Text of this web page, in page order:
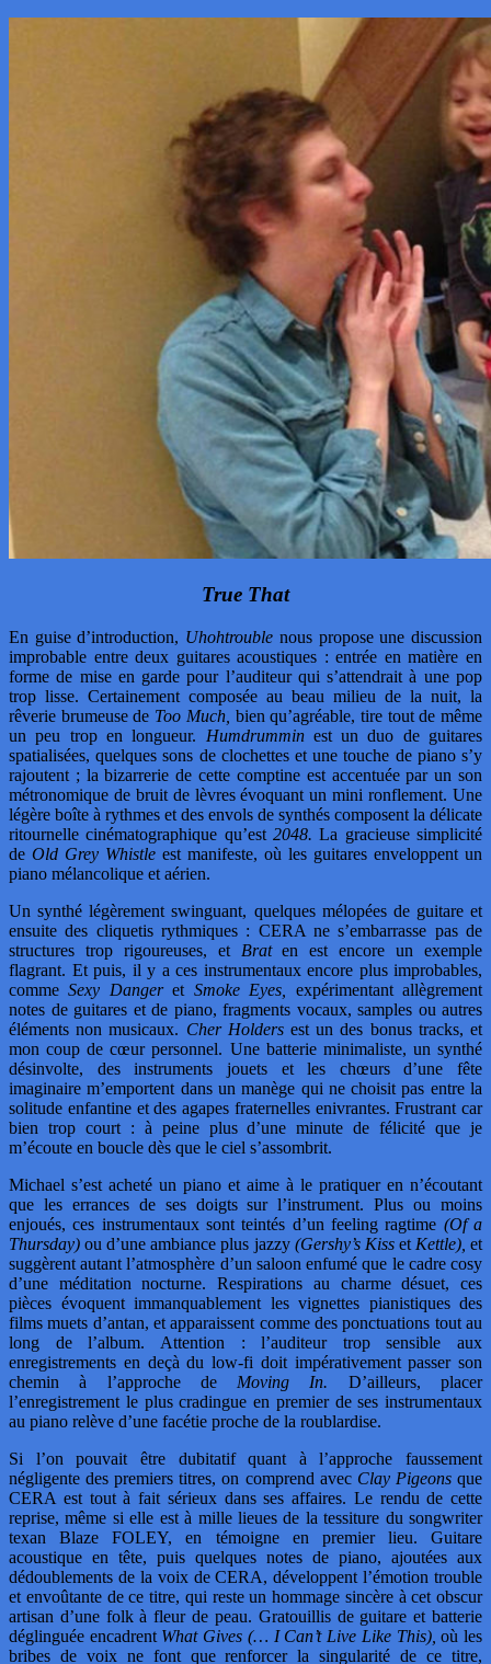
True That
En guise d’introduction, Uhohtrouble nous propose une discussion
improbable entre deux guitares acoustiques : entrée en matière en
forme de mise en garde pour l’auditeur qui s’attendrait à une pop
trop lisse. Certainement composée au beau milieu de la nuit, la
rêverie brumeuse de Too Much, bien qu’agréable, tire tout de même
un peu trop en longueur. Humdrumminest un duo de guitares
spatialisées, quelques sons de clochettes et une touche de piano s’y
rajoutent ; la bizarrerie de cette comptine est accentuée par un son
métronomique de bruit de lèvres évoquant un mini ronflement. Une
légère boîte à rythmes et des envols de synthés composent la délicate
ritournelle cinématographique qu’est 2048. La gracieuse simplicité
de Old Grey Whistle est manifeste, où les guitares enveloppent un
piano mélancolique et aérien.
Un synthé légèrement swinguant, quelques mélopées de guitare et
ensuite des cliquetis rythmiques : CERA ne s’embarrasse pas de
structures trop rigoureuses, et Braten est encore un exemple
flagrant. Et puis, il y a ces instrumentaux encore plus improbables,
commeSexy Dangeret Smoke Eyes,
expérimentant allègrement
notes de guitares et de piano, fragments vocaux, samples ou autres
éléments non musicaux. Cher Holdersest un des bonus tracks, et
mon coup de cœur personnel. Une batterie minimaliste, un synthé
désinvolte, des instruments jouets et les chœurs d’une fête
imaginaire m’emportent dans un manège qui ne choisit pas entre la
solitude enfantine et des agapes fraternelles enivrantes. Frustrant car
bien trop court : à peine plus d’une minute de félicité que je
m’écoute en boucle dès que le ciel s’assombrit.
Michael s’est acheté un piano et aime à le pratiquer en n’écoutant
que les errances de ses doigts sur l’instrument. Plus ou moins
enjoués, ces instrumentaux sont teintés d’un feeling ragtime (Of a
Thursday) ou d’une ambiance plus jazzy (Gershy’s Kisset Kettle), et
suggèrent autant l’atmosphère d’un saloon enfumé que le cadre cosy
d’une méditation nocturne. Respirations au charme désuet, ces
pièces évoquent immanquablement les vignettes pianistiques des
films muets d’antan, et apparaissent comme des ponctuations tout au
long de l’album. Attention : l’auditeur trop sensible aux
enregistrements en deçà du low-fi doit impérativement passer son
chemin à l’approche de Moving In. D’ailleurs, placer
l’enregistrement le plus cradingue en premier de ses instrumentaux
au piano relève d’une facétie proche de la roublardise.
Si l’on pouvait être dubitatif quant à l’approche faussement
négligente des premiers titres, on comprend avec Clay Pigeonsque
CERA est tout à fait sérieux dans ses affaires. Le rendu de cette
reprise, même si elle est à mille lieues de la tessiture du songwriter
texan Blaze FOLEY, en témoigne en premier lieu. Guitare
acoustique en tête, puis quelques notes de piano, ajoutées aux
dédoublements de la voix de CERA, développent l’émotion trouble
et envoûtante de ce titre, qui reste un hommage sincère à cet obscur
artisan d’une folk à fleur de peau. Gratouillis de guitare et batterie
déglinguée encadrent What Gives (… I Can’t Live Like This), où les
bribes de voix ne font que renforcer la singularité de ce titre,